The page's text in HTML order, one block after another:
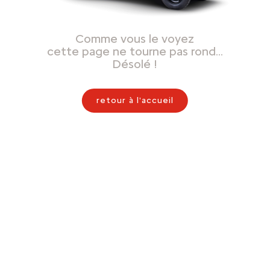
Comme vous le voyez
cette page ne tourne pas rond…
Désolé !
retour à l'accueil